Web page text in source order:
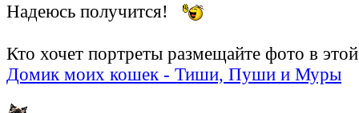
Надеюсь получится!
Кто хочет портреты размещайте фото в
Домик моих кошек - Тиши, Пуши и Муры